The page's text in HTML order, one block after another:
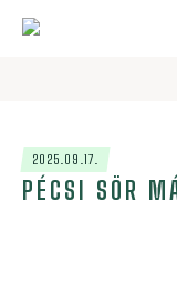
2025.09.17.
PÉCSI SÖR